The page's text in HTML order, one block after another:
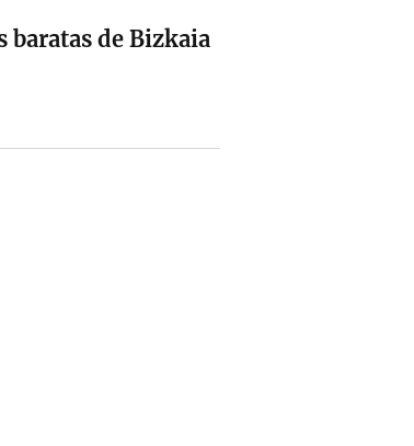
baratas de Bizkaia